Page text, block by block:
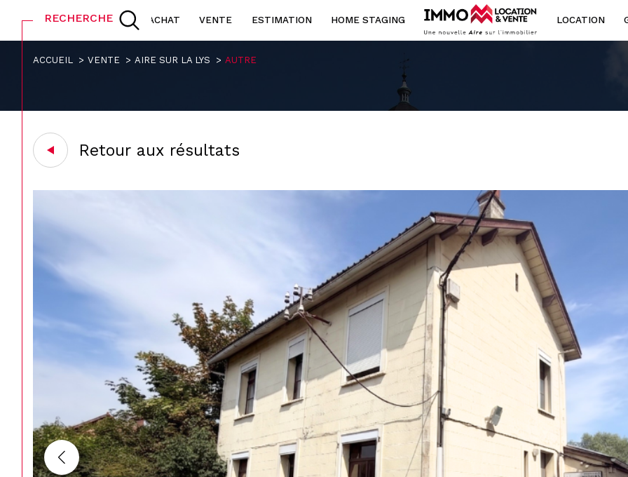
ACHAT VENTE ESTIMATION HOME STAGING LOCATION
RECHERCHE
de l'immo pro
Voir les1annonces
ACCUEIL VENTE AIRE SUR LA LYS AUTRE
Retour aux résultats